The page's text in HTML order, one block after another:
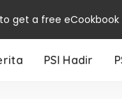
to get a free
PSI Hadir